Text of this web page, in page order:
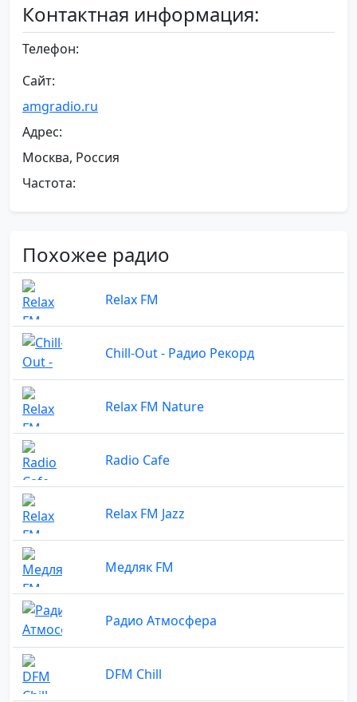
Контактная информация:
Телефон:
Сайт:
amgradio.ru
Адрес:
Москва, Россия
Частота:
Похожее радио
Relax FM
Chill-Out - Радио Рекорд
Relax FM Nature
Radio Cafe
Relax FM Jazz
Медляк FM
Радио Атмосфера
DFM Chill